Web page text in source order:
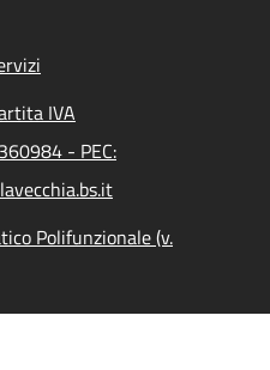
IVA
- PEC:
Polifunzionale (v.